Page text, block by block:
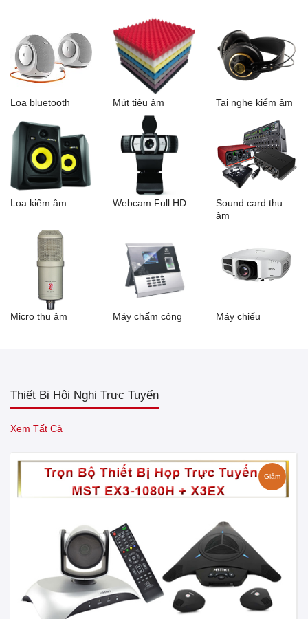
Loa bluetooth Mút tiêu âm Tai nghe kiểm âm
Loa kiểm âm Webcam Full HD
Sound card thu
âm
Micro thu âm Máy chấm công Máy chiếu
Thiết Bị Hội Nghị Trực Tuyến
Xem Tất Cả
Giảm